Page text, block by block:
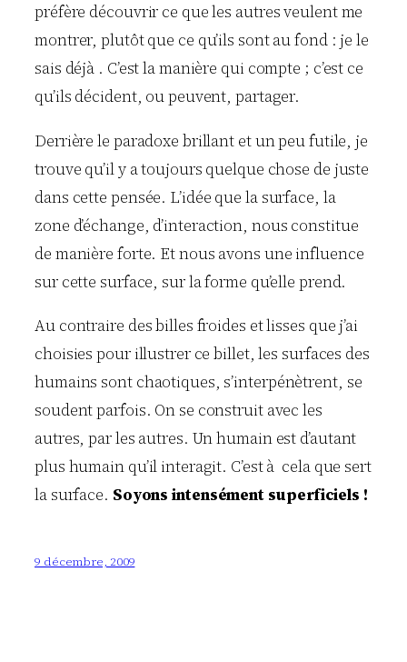
préfère découvrir ce que les autres veulent me
montrer, plutôt que ce qu’ils sont au fond : je le
sais déjà . C’est la manière qui compte ; c’est ce
qu’ils décident, ou peuvent, partager.
Derrière le paradoxe brillant et un peu futile, je
trouve qu’il y a toujours quelque chose de juste
dans cette pensée. L’idée que la surface, la
zone d’échange, d’interaction, nous constitue
de manière forte. Et nous avons une influence
sur cette surface, sur la forme qu’elle prend.
Au contraire des billes froides et lisses que j’ai
choisies pour illustrer ce billet, les surfaces des
humains sont chaotiques, s’interpénètrent, se
soudent parfois. On se construit avec les
autres, par les autres. Un humain est d’autant
plus humain qu’il interagit. C’est à cela que sert
la surface. Soyons intensément superficiels !
9 décembre, 2009